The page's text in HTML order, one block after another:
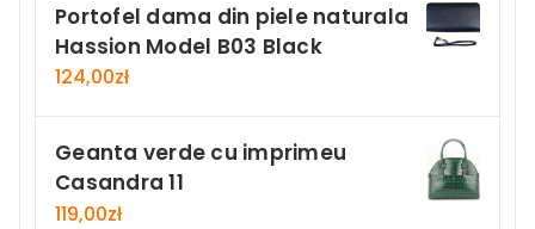
Portofel dama din piele naturala
Hassion Model B03 Black
124,00zł
Geanta verde cu imprimeu
Casandra 11
119,00zł